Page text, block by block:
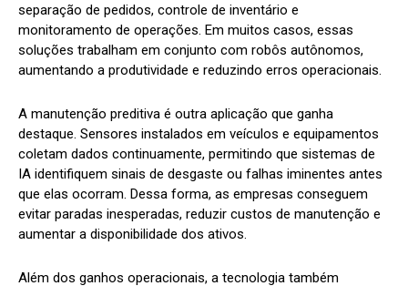
separação de pedidos, controle de inventário e
monitoramento de operações. Em muitos casos, essas
soluções trabalham em conjunto com robôs autônomos,
aumentando a produtividade e reduzindo erros operacionais.
A manutenção preditiva é outra aplicação que ganha
destaque. Sensores instalados em veículos e equipamentos
coletam dados continuamente, permitindo que sistemas de
IA identifiquem sinais de desgaste ou falhas iminentes antes
que elas ocorram. Dessa forma, as empresas conseguem
evitar paradas inesperadas, reduzir custos de manutenção e
aumentar a disponibilidade dos ativos.
Além dos ganhos operacionais, a tecnologia também